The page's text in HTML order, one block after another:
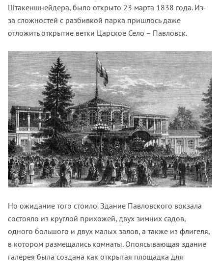
Штакеншнейдера, было открыто 23 марта 1838 года. Из-
за сложностей с разбивкой парка пришлось даже
отложить открытие ветки Царское Село – Павловск.
Но ожидание того стоило. Здание Павловского вокзала
состояло из круглой прихожей, двух зимних садов,
одного большого и двух малых залов, а также из флигеля,
в котором размещались комнаты. Опоясывающая здание
галерея была создана как открытая площадка для